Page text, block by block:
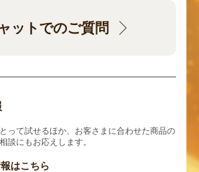
ットでのご質問
って試せるほか、お客さまに合わせた商品の
談にもお応えします。
はこちら